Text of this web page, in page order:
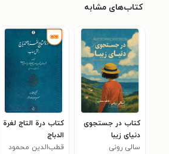
کتاب‌های مشابه
کتاب در جستجوی
دنیای زیبا
سالی رونی
کتاب درة التاج لغرة
الدباج
قطب‌الدین محمود